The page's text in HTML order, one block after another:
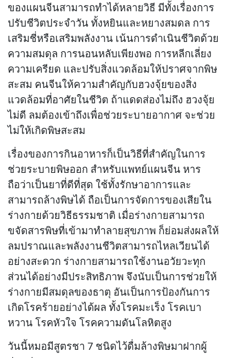
ของแผนจีนสามารถทำได้หลายวิธี มีทั้งเรื่องการ
ปรับชีวิตประจำวัน ทั้งหยินและหยางสมดล การ
เสริมชี่หรือเสริมพลังงาน เน้นการดำเนินชีวิตด้วย
ความสมดุล การนอนหลับเพียงพอ การหลีกเลี่ยง
ความเครียด และปรับสิ่งแวดล้อมให้ปราศจากพิษ
สะสม คนจีนให้ความสำคัญกับฮวงจุ้ยของสิ่ง
แวดล้อมที่อาศัยในชีวิต ถ้าแดดส่องไม่ถึง ฮวงจุ้ย
ไม่ดี ลมต้องเข้าถึงเพื่อช่วยระบายอากาศ จะช่วย
ไม่ให้เกิดพิษสะสม
เรื่องของการกินอาหารก็เป็นวิธีที่สำคัญในการ
ช่วยระบายพิษออก สำหรับแพทย์แผนจีน หาร
ถือว่าเป็นยาที่ดีที่สุด ใช้ทั้งรักษาอาการและ
สามารถล้างพิษได้ ถือเป็นการจัดการของเสียใน
ร่างกายด้วยวิธีธรรมชาติ เมื่อร่างกายสามารถ
ขจัดสารพิษที่เข้ามาทำลายสุขภาพ ก็ย่อมส่งผลให้
ลมปราณและพลังงานชีวิตสามารถไหลเวียนได้
อย่างสะดวก ร่างกายสามารถใช้งานอวัยวะทุก
ส่วนได้อย่างมีประสิทธิภาพ จึงนับเป็นการช่วยให้
ร่างกายมีสมดุลของธาตุ อันเป็นการป้องกันการ
เกิดโรคร้ายอย่างได้ผล ทั้งโรคมะเร็ง โรคเบา
หวาน โรคหัวใจ โรคความดันโลหิตสูง
วันนี้หมอมีสูตรชา 7 ชนิดไว้ดื่มล้างพิษมาฝากผู้